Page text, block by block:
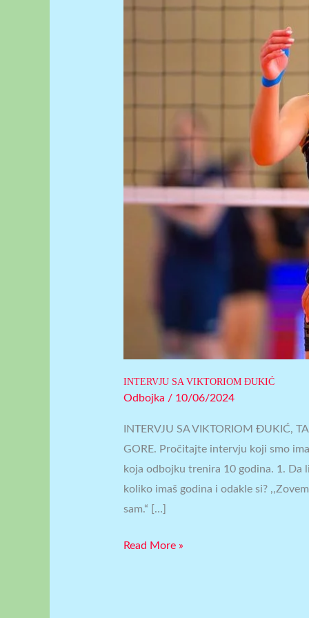
INTERVJU SA VIKTORIOM ĐUKIĆ
Odbojka / 10/06/2024
INTERVJU SA VIKTORIOM ĐUKIĆ,
GORE. Pročitajte intervju koji smo
koja odbojku trenira 10 godina. 1. Da
koliko imaš godina i odakle si?
sam.“ […]
Read More »